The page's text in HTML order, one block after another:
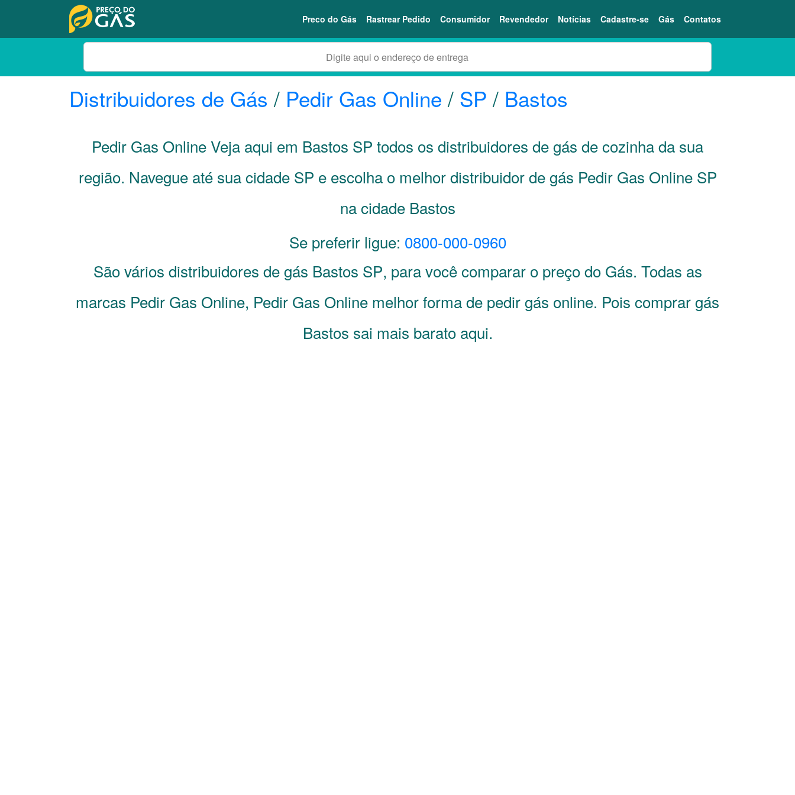
Preco do Gás Rastrear Pedido Consumidor Revendedor Notícias Cadastre-se Gás Contatos
Distribuidores de Gás/ Pedir Gas Online / SP / Bastos
Pedir Gas Online Veja aqui em Bastos SP todos os distribuidores de gás de cozinha da sua
região. Navegue até sua cidade SP e escolha o melhor distribuidor de gás Pedir Gas Online SP
na cidade Bastos
Se preferir ligue: 0800-000-0960
São vários distribuidores de gás Bastos SP, para você comparar o preço do Gás. Todas as
marcas Pedir Gas Online, Pedir Gas Online melhor forma de pedir gás online. Pois comprar gás
Bastos sai mais barato aqui.